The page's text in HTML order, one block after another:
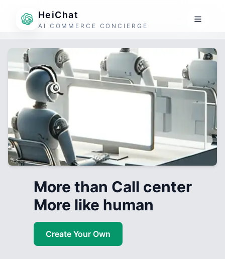
HeiChat
AI COMMERCE CONCIERGE
More than Call center
More like human
Create Your Own